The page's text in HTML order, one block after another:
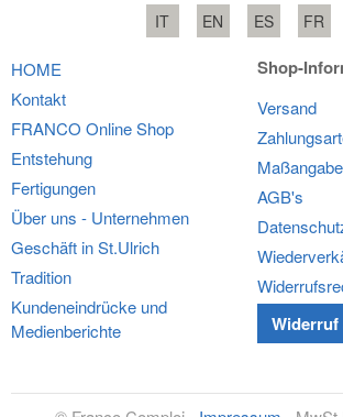
IT EN ES FR
HOME
Kontakt
FRANCO Online Shop
Entstehung
Fertigungen
Über uns - Unternehmen
Geschäft in St.Ulrich
Tradition
Kundeneindrücke und
Medienberichte
Shop-
Versand
AGB's
Widerruf